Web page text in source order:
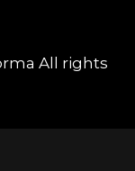
All rights